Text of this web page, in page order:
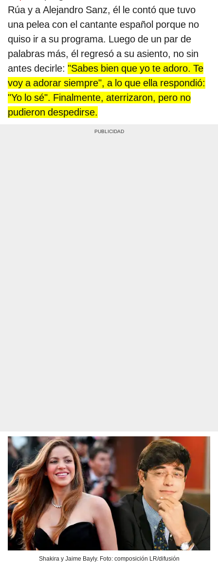
Rúa y a Alejandro Sanz, él le contó que tuvo
una pelea con el cantante español porque no
quiso ir a su programa. Luego de un par de
palabras más, él regresó a su asiento, no sin
antes decirle: "Sabes bien que yo te adoro. Te
voy a adorar siempre", a lo que ella respondió:
"Yo lo sé". Finalmente, aterrizaron, pero no
pudieron despedirse.
Shakira y Jaime Bayly. Foto: composición LR/difusión